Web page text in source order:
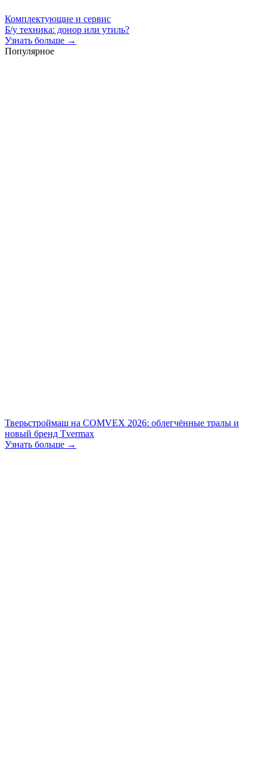
Комплектующие и сервис
Б/у техника: донор или утиль?
Узнать больше →
Популярное
Тверьстроймаш на COMVEX 2026: облегчённые тралы и
новый бренд Tvermax
Узнать больше →